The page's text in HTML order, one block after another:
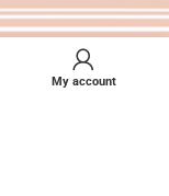
My account